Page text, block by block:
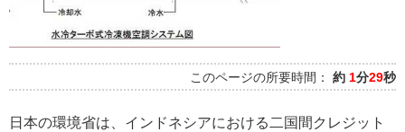
このページの所要時間： 約 1分29秒
日本の環境省は、インドネシアにおける二国間クレジット